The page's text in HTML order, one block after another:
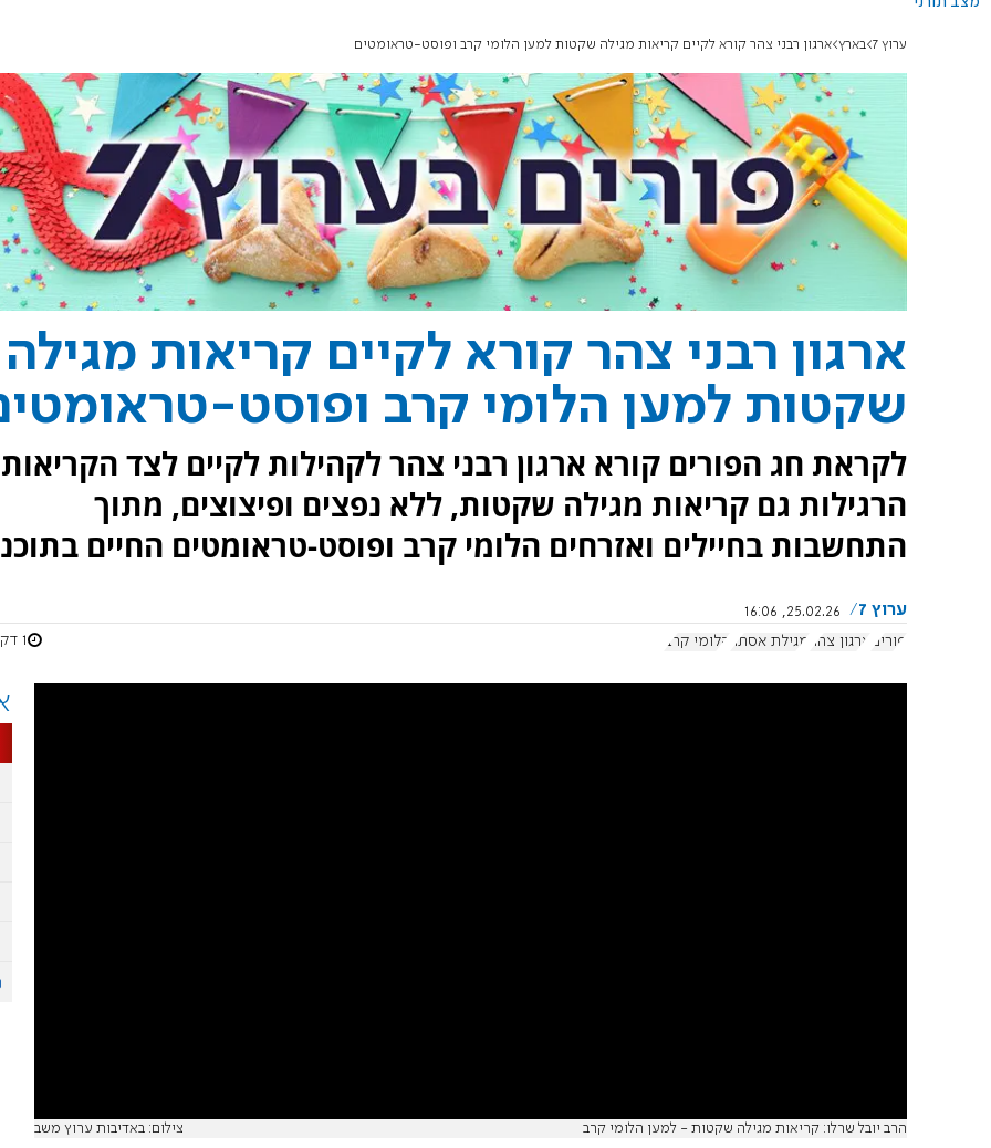
ערוץ 7 בארץ ארגון רבני צהר קורא לקיים קריאות מגילה שקטות למען הלומי קרב ופוסט-טראומטים
ארגון רבני צהר קורא לקיים קריאות מגילה
שקטות למען הלומי קרב ופוסט-
לקראת חג הפורים קורא ארגון רבני צהר לקהילות לקיים לצד הקריאות
הרגילות גם קריאות מגילה שקטות, ללא נפצים ופיצוצים, מתוך
התחשבות בחיילים ואזרחים הלומי קרב ופוסט-טראומטים החיים
ערוץ 7
25.02.26, 16:06
פורים ארגון צהר מגילת אסתר הלומי קרב 1 דקות
הרב יובל שרלו: קריאות מגילה שקטות - למען הלומי קרב צילום: באדיבות ערוץ משב